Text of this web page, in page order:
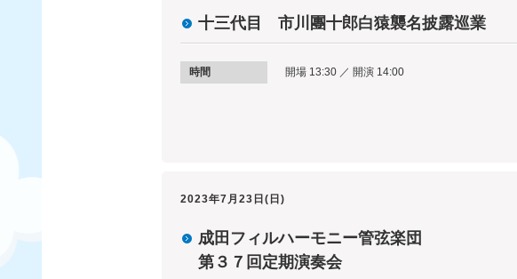
十三代目 市川團十郎白猿襲名披露巡業
時間 開場 13:30 ／ 開演 14:00
2023年7月23日(日)
成田フィルハーモニー管弦楽団
第３７回定期演奏会